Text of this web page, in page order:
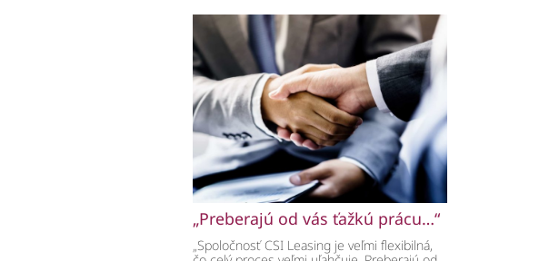
„Preberajú od vás ťažkú prácu…“
„Spoločnosť CSI Leasing je veľmi flexibilná,